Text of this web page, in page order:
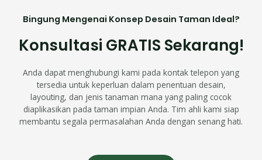
Bingung Mengenai Konsep Desain Taman Ideal?
Konsultasi GRATIS Sekarang!
Anda dapat menghubungi kami pada kontak telepon yang
tersedia untuk keperluan dalam penentuan desain,
layouting, dan jenis tanaman mana yang paling cocok
diaplikasikan pada taman impian Anda. Tim ahli kami siap
membantu segala permasalahan Anda dengan senang hati.